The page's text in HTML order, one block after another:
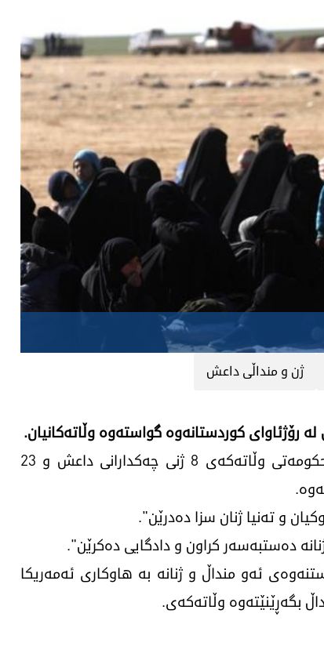
ژن و منداڵی داعش
هایکۆ ماس، وەزیری دەرەوەی ئەڵمانیا رایگەیاند، حکومەتی وڵاتەکەی 8 ژنی چەکدارانی داعش و 23
و تەنیا ژنان سزا دەدرێن".
دەستبەسەر کراون و دادگایی دەکرێن".
ئەو منداڵ و ژنانە بە هاوکاری ئەمەریکا